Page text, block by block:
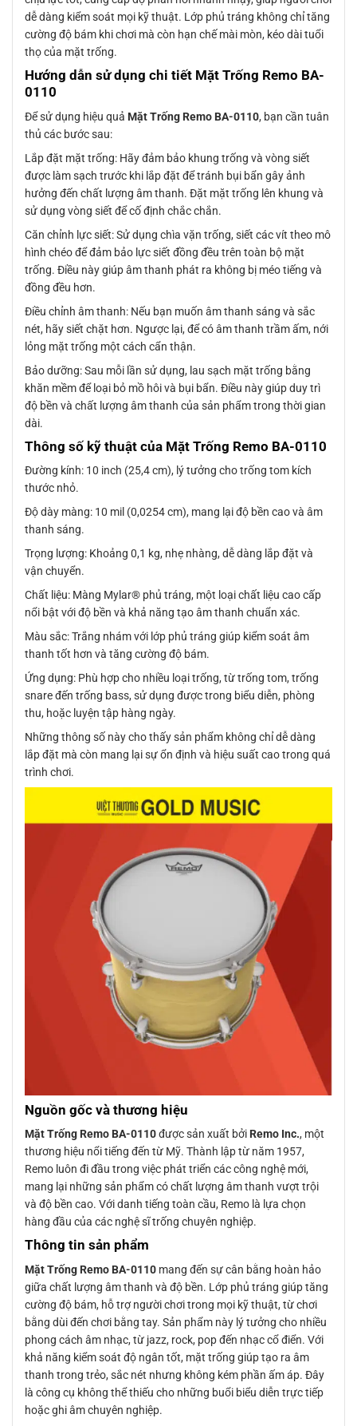
dễ dàng kiểm soát mọi kỹ thuật. Lớp phủ tráng không chỉ tăng
cường độ bám khi chơi mà còn hạn chế mài mòn, kéo dài tuổi
thọ của mặt trống.
Hướng dẫn sử dụng chi tiết Mặt Trống Remo BA-
0110
Để sử dụng hiệu quả Mặt Trống Remo BA-0110, bạn cần tuân
thủ các bước sau:
Lắp đặt mặt trống: Hãy đảm bảo khung trống và vòng siết
được làm sạch trước khi lắp đặt để tránh bụi bẩn gây ảnh
hưởng đến chất lượng âm thanh. Đặt mặt trống lên khung và
sử dụng vòng siết để cố định chắc chắn.
Căn chỉnh lực siết: Sử dụng chìa vặn trống, siết các vít theo mô
hình chéo để đảm bảo lực siết đồng đều trên toàn bộ mặt
trống. Điều này giúp âm thanh phát ra không bị méo tiếng và
đồng đều hơn.
Điều chỉnh âm thanh: Nếu bạn muốn âm thanh sáng và sắc
nét, hãy siết chặt hơn. Ngược lại, để có âm thanh trầm ấm, nới
lỏng mặt trống một cách cẩn thận.
Bảo dưỡng: Sau mỗi lần sử dụng, lau sạch mặt trống bằng
khăn mềm để loại bỏ mồ hôi và bụi bẩn. Điều này giúp duy trì
độ bền và chất lượng âm thanh của sản phẩm trong thời gian
dài.
Thông số kỹ thuật của Mặt Trống Remo BA-0110
Đường kính: 10 inch (25,4 cm), lý tưởng cho trống tom kích
thước nhỏ.
Độ dày màng: 10 mil (0,0254 cm), mang lại độ bền cao và âm
thanh sáng.
Trọng lượng: Khoảng 0,1 kg, nhẹ nhàng, dễ dàng lắp đặt và
vận chuyển.
Chất liệu: Màng Mylar® phủ tráng, một loại chất liệu cao cấp
nổi bật với độ bền và khả năng tạo âm thanh chuẩn xác.
Màu sắc: Trắng nhám với lớp phủ tráng giúp kiểm soát âm
thanh tốt hơn và tăng cường độ bám.
Ứng dụng: Phù hợp cho nhiều loại trống, từ trống tom, trống
snare đến trống bass, sử dụng được trong biểu diễn, phòng
thu, hoặc luyện tập hàng ngày.
Những thông số này cho thấy sản phẩm không chỉ dễ dàng
lắp đặt mà còn mang lại sự ổn định và hiệu suất cao trong quá
trình chơi.
Nguồn gốc và thương hiệu
Mặt Trống Remo BA-0110được sản xuất bởi Remo Inc., một
thương hiệu nổi tiếng đến từ Mỹ. Thành lập từ năm 1957,
Remo luôn đi đầu trong việc phát triển các công nghệ mới,
mang lại những sản phẩm có chất lượng âm thanh vượt trội
và độ bền cao. Với danh tiếng toàn cầu, Remo là lựa chọn
hàng đầu của các nghệ sĩ trống chuyên nghiệp.
Thông tin sản phẩm
Mặt Trống Remo BA-0110 mang đến sự cân bằng hoàn hảo
giữa chất lượng âm thanh và độ bền. Lớp phủ tráng giúp tăng
cường độ bám, hỗ trợ người chơi trong mọi kỹ thuật, từ chơi
bằng dùi đến chơi bằng tay. Sản phẩm này lý tưởng cho nhiều
phong cách âm nhạc, từ jazz, rock, pop đến nhạc cổ điển. Với
khả năng kiểm soát độ ngân tốt, mặt trống giúp tạo ra âm
thanh trong trẻo, sắc nét nhưng không kém phần ấm áp. Đây
là công cụ không thể thiếu cho những buổi biểu diễn trực tiếp
hoặc ghi âm chuyên nghiệp.